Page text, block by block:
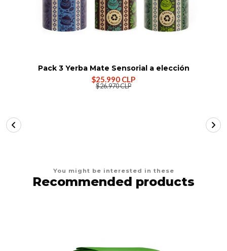
Pack 3 Yerba Mate Sensorial a elección
$25.990 CLP
$26.970 CLP
You might be interested in these
Recommended products